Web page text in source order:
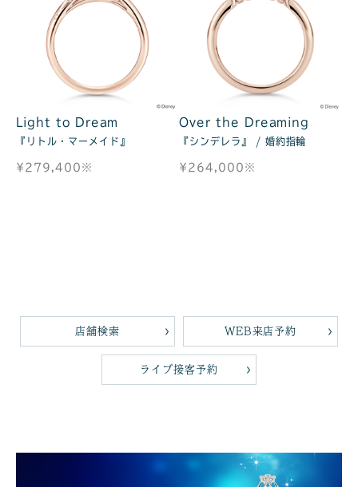
Light to Dream
『リトル・マーメイド』
¥279,400※
Over the Dreaming
『シンデレラ』 / 婚約指輪
¥264,000※
店舗検索 WEB来店予約
ライブ接客予約